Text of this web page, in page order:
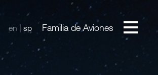
Familia de Aviones
en sp